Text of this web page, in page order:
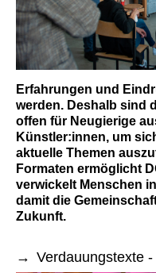
Erfahrungen und
werden. Deshalb sind
offen für Neugierige
Künstler:innen, um
aktuelle Themen
Formaten ermöglicht
verwickelt Menschen
damit die
Zukunft.
Verdauungstexte